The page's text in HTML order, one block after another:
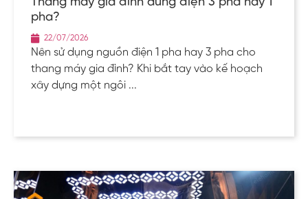
Thang máy gia đình dùng điện 3 pha hay 1
pha?
22/07/2026
Nên sử dụng nguồn điện 1 pha hay 3 pha cho
thang máy gia đình? Khi bắt tay vào kế hoạch
xây dựng một ngôi ...